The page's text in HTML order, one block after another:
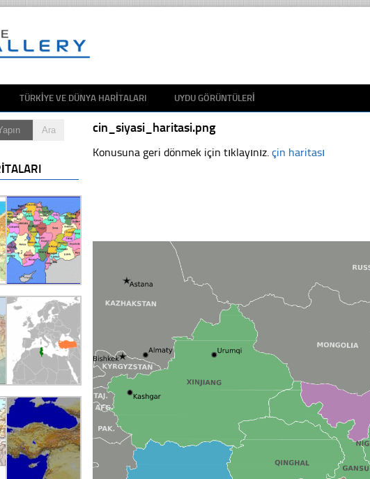
TÜRKIYE VE DÜNYA HARITALARI UYDU GÖRÜNTÜLERI
cin_siyasi_haritasi.png
Konusuna geri dönmek için tıklayınız.çin haritası